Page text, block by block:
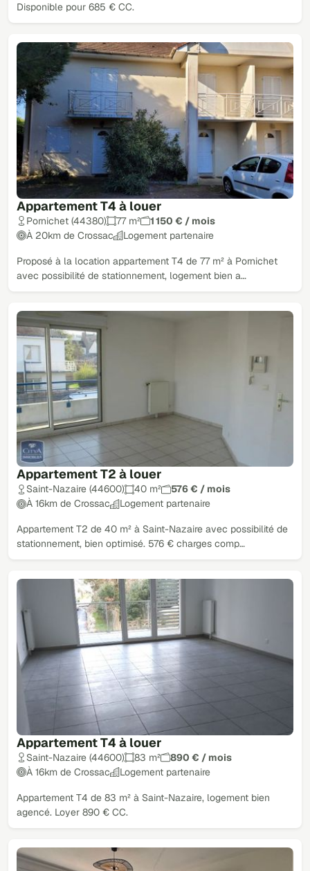
Disponible pour 685 € CC.
Appartement T4 à louer
Pornichet (44380) 77 m²
1 150 € / mois
À 20km de Crossac
Logement partenaire
Proposé à la location appartement T4 de 77 m² à Pornichet
avec possibilité de stationnement, logement bien a…
Appartement T2 à louer
Saint-Nazaire (44600) 40 m²
576 € / mois
À 16km de Crossac
Logement partenaire
Appartement T2 de 40 m² à Saint-Nazaire avec possibilité de
stationnement, bien optimisé. 576 € charges comp…
Appartement T4 à louer
Saint-Nazaire (44600) 83 m²
890 € / mois
À 16km de Crossac
Logement partenaire
Appartement T4 de 83 m² à Saint-Nazaire, logement bien
agencé. Loyer 890 € CC.